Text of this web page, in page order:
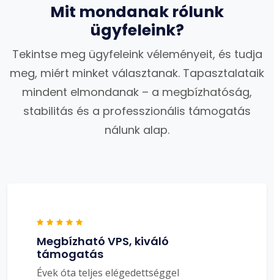
Mit mondanak rólunk
ügyfeleink?
Tekintse meg ügyfeleink véleményeit, és tudja
meg, miért minket választanak. Tapasztalataik
mindent elmondanak – a megbízhatóság,
stabilitás és a professzionális támogatás
nálunk alap.
Megbízható VPS, kiváló
támogatás
Évek óta teljes elégedettséggel